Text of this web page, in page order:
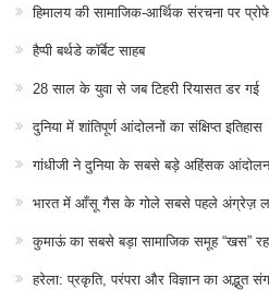
हिमालय की सामाजिक-आर्थिक संरचना पर
हैप्पी बर्थडे कॉर्बेट साहब
28 साल के युवा से जब टिहरी रियासत डर गई
दुनिया में शांतिपूर्ण आंदोलनों का संक्षिप्त इतिहास
गांधीजी ने दुनिया के सबसे बड़े अहिंसक
भारत में आँसू गैस के गोले सबसे पहले अंग्रेज़
कुमाऊं का सबसे बड़ा सामाजिक समूह “खस”
हरेला: प्रकृति, परंपरा और विज्ञान का अद्भुत